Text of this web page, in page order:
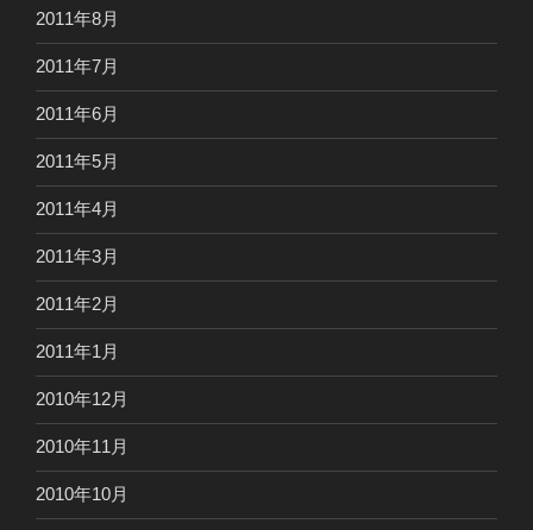
2011年8月
2011年7月
2011年6月
2011年5月
2011年4月
2011年3月
2011年2月
2011年1月
2010年12月
2010年11月
2010年10月